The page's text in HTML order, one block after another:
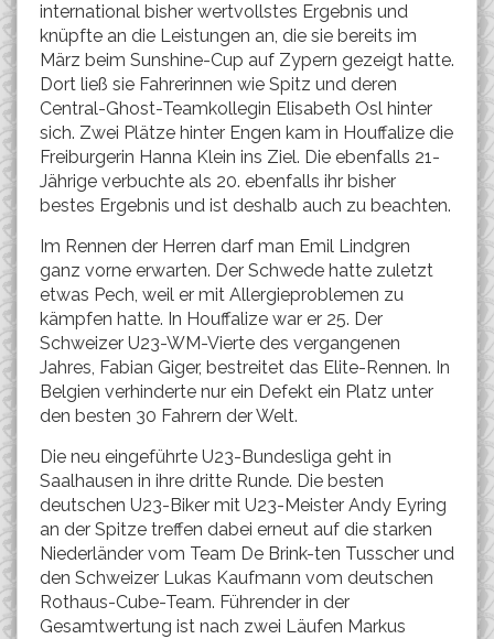
international bisher wertvollstes Ergebnis und
knüpfte an die Leistungen an, die sie bereits im
März beim Sunshine-Cup auf Zypern gezeigt hatte.
Dort ließ sie Fahrerinnen wie Spitz und deren
Central-Ghost-Teamkollegin Elisabeth Osl hinter
sich. Zwei Plätze hinter Engen kam in Houffalize die
Freiburgerin Hanna Klein ins Ziel. Die ebenfalls 21-
Jährige verbuchte als 20. ebenfalls ihr bisher
bestes Ergebnis und ist deshalb auch zu beachten.
Im Rennen der Herren darf man Emil Lindgren
ganz vorne erwarten. Der Schwede hatte zuletzt
etwas Pech, weil er mit Allergieproblemen zu
kämpfen hatte. In Houffalize war er 25. Der
Schweizer U23-WM-Vierte des vergangenen
Jahres, Fabian Giger, bestreitet das Elite-Rennen. In
Belgien verhinderte nur ein Defekt ein Platz unter
den besten 30 Fahrern der Welt.
Die neu eingeführte U23-Bundesliga geht in
Saalhausen in ihre dritte Runde. Die besten
deutschen U23-Biker mit U23-Meister Andy Eyring
an der Spitze treffen dabei erneut auf die starken
Niederländer vom Team De Brink-ten Tusscher und
den Schweizer Lukas Kaufmann vom deutschen
Rothaus-Cube-Team. Führender in der
Gesamtwertung ist nach zwei Läufen Markus